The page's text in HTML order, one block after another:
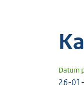
Datum
26-